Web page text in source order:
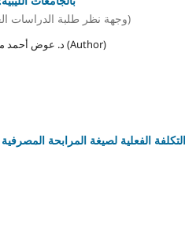
(وجهة نظر طلبة الدراسات العليا بمجال المحاسبة بالجامعات الليبية)
د. عوض أحمد محمد الروياتي, أ. هاني حسين خليفة مفتاح (Author)
الفعلية لصيغة المرابحة المصرفية